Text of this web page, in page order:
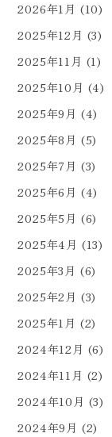
2026年1月 (10)
2025年12月 (3)
2025年11月 (1)
2025年10月 (4)
2025年9月 (4)
2025年8月 (5)
2025年7月 (3)
2025年6月 (4)
2025年5月 (6)
2025年4月 (13)
2025年3月 (6)
2025年2月 (3)
2025年1月 (2)
2024年12月 (6)
2024年11月 (2)
2024年10月 (3)
2024年9月 (2)